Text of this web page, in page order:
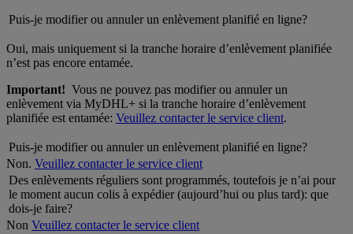
Puis-je modifier ou annuler un enlèvement planifié en ligne?
Oui, mais uniquement si la tranche horaire d’enlèvement planifiée
n’est pas encore entamée.
Important! Vous ne pouvez pas modifier ou annuler un
enlèvement via MyDHL+ si la tranche horaire d’enlèvement
planifiée est entamée: Veuillez contacter le service client.
Puis-je modifier ou annuler un enlèvement planifié en ligne?
Non. Veuillez contacter le service client
Des enlèvements réguliers sont programmés, toutefois je n’ai pour
le moment aucun colis à expédier (aujourd’hui ou plus tard): que
dois-je faire?
Non Veuillez contacter le service client